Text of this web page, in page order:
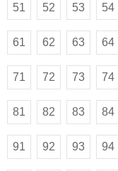
51 52 53 54
61 62 63 64
71 72 73 74
81 82 83 84
91 92 93 94